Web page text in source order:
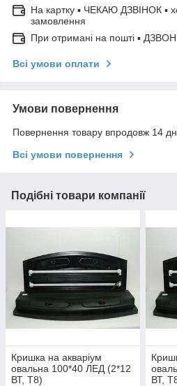
На картку ▪ ЧЕКАЮ ДЗВІНОК ▪
замовлення
При отримані на пошті ▪
Всі умови оплати
Умови повернення
Повернення товару впродовж 14
Всі умови повернення
Подібні товари компанії
Кришка на акваріум
овальна 100*40 ЛЕД (2*12
ВТ, Т8)
ВТ,